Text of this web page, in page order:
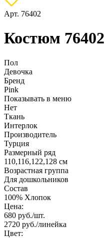
Арт. 76402
Костюм 76402
Пол
Девочка
Бренд
Pink
Показывать в меню
Нет
Ткань
Интерлок
Производитель
Турция
Размерный ряд
110,116,122,128 см
Возрастная группа
Для дошкольников
Состав
100% Хлопок
Цена:
680 руб./шт.
2720 руб./линейка
Цвет: